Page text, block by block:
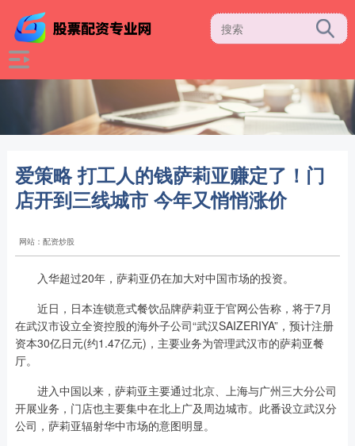
爱策略 打工人的钱萨莉亚赚定了！门
店开到三线城市 今年又悄悄涨价
网站：配资炒股
入华超过20年，萨莉亚仍在加大对中国市场的投资。
近日，日本连锁意式餐饮品牌萨莉亚于官网公告称，将于7月
在武汉市设立全资控股的海外子公司“武汉SAIZERIYA”，预计注册
资本30亿日元(约1.47亿元)，主要业务为管理武汉市的萨莉亚餐
厅。
进入中国以来，萨莉亚主要通过北京、上海与广州三大分公司
开展业务，门店也主要集中在北上广及周边城市。此番设立武汉分
公司，萨莉亚辐射华中市场的意图明显。